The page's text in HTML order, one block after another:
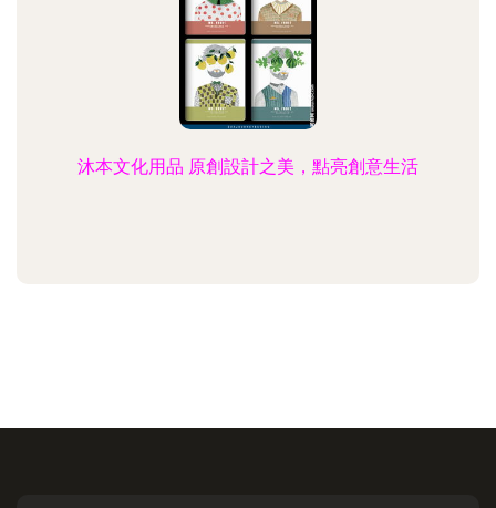
沐本文化用品 原創設計之美，點亮創意生活